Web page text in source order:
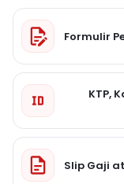
Formulir
KTP,
Slip Gaji